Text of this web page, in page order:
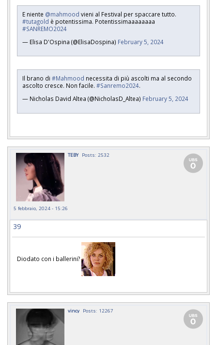
E niente @mahmood vieni al Festival per spaccare tutto.
#tutagold è potentissima. Potentissimaaaaaaaa
#SANREMO2024
— Elisa D'Ospina (@ElisaDospina) February 5, 2024
Il brano di #Mahmood necessita di più ascolti ma al secondo
ascolto cresce. Non facile. #Sanremo2024.
— Nicholas David Altea (@NicholasD_Altea) February 5, 2024
TEBY Posts: 2532
5 febbraio, 2024 - 15:26
39
Diodato con i ballerini?
vincy Posts: 12267